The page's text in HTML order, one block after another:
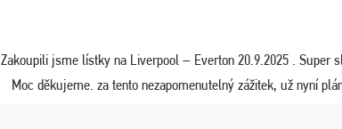
Zakoupili jsme lístky na Liverpool – Everton 20.9.2025 .
Moc děkujeme. za tento nezapomenutelný zážitek, už nyní